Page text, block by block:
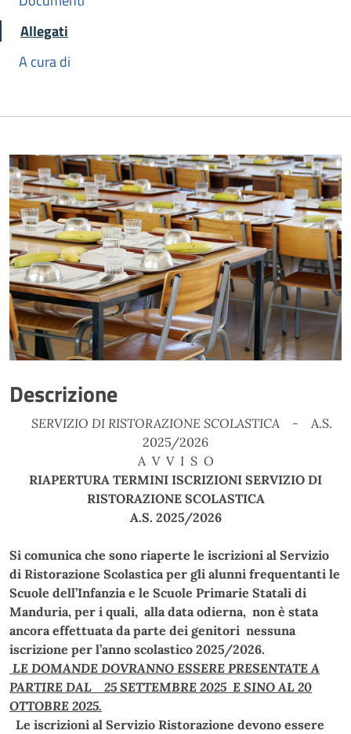
Allegati
A cura di
Descrizione
SERVIZIO DI RISTORAZIONE SCOLASTICA - A.S.
2025/2026
A V V I S O
RIAPERTURA TERMINI ISCRIZIONI SERVIZIO DI
RISTORAZIONE SCOLASTICA
A.S. 2025/2026
Si comunica che sono riaperte le iscrizioni al Servizio
di Ristorazione Scolasticaper gli alunni frequentanti le
Scuole dell’Infanzia e le Scuole Primarie Statali di
Manduria, per i quali, alla data odierna, non è stata
ancora effettuata da parte dei genitori nessuna
iscrizione per l’anno scolastico 2025/2026.
LE DOMANDE DOVRANNO ESSERE PRESENTATE A
PARTIRE DAL 25 SETTEMBRE 2025 E SINO AL 20
OTTOBRE 2025.
Le iscrizioni al Servizio Ristorazione devono essere